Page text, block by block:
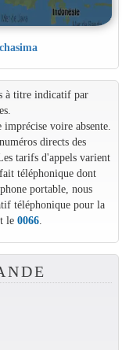
à titre indicatif par
voire absente.
directs des
tarifs d'appels varient
téléphonique dont
portable, nous
téléphonique pour la
le 0066.